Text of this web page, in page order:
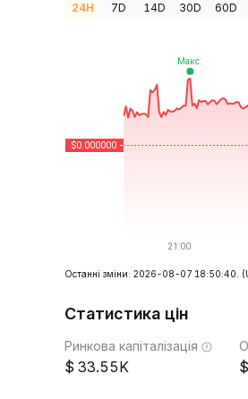
24H 7D 14D 30D 60D
Останні зміни: 2026-08-07 18:50:40.
Статистика цін
Ринкова капіталізація
33.55K